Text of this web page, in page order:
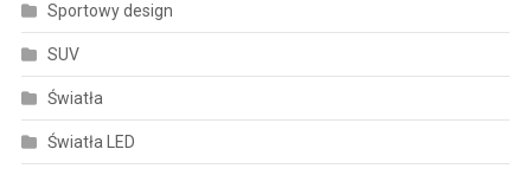
Sportowy design
SUV
Światła
Światła LED